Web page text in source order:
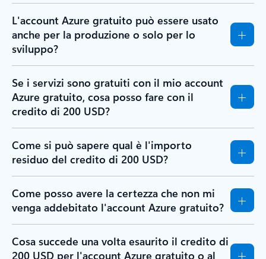
L'account Azure gratuito può essere usato
anche per la produzione o solo per lo
sviluppo?
Se i servizi sono gratuiti con il mio account
Azure gratuito, cosa posso fare con il
credito di 200 USD?
Come si può sapere qual è l'importo
residuo del credito di 200 USD?
Come posso avere la certezza che non mi
venga addebitato l'account Azure gratuito?
Cosa succede una volta esaurito il credito di
200 USD per l'account Azure gratuito o al